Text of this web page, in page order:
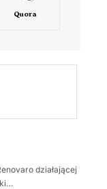
Quora
działającej